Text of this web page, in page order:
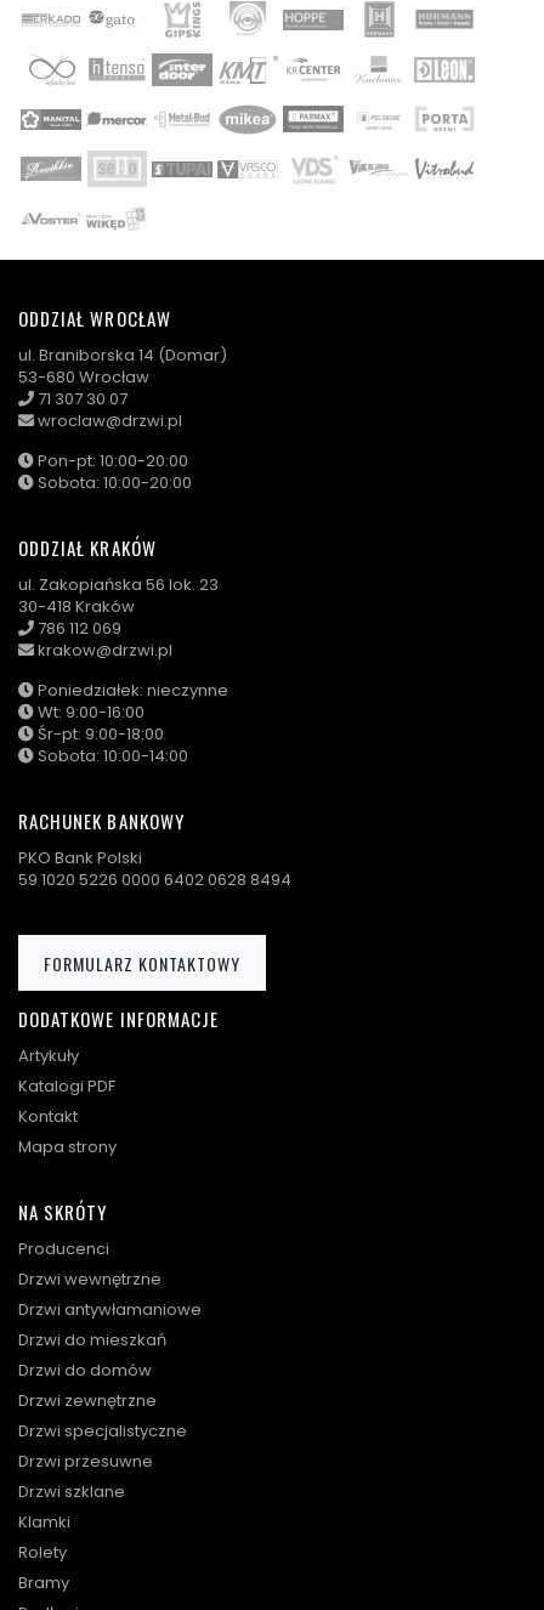
ODDZIAŁ WROCŁAW
ul. Braniborska 14 (Domar)
53-680 Wrocław
71 307 30 07
wroclaw@drzwi.pl
Pon-pt: 10:00-20:00
Sobota: 10:00-20:00
ODDZIAŁ KRAKÓW
ul. Zakopiańska 56 lok. 23
30-418 Kraków
786 112 069
krakow@drzwi.pl
Poniedziałek: nieczynne
Wt: 9:00-16:00
Śr-pt: 9:00-18:00
Sobota: 10:00-14:00
RACHUNEK BANKOWY
PKO Bank Polski
59 1020 5226 0000 6402 0628 8494
FORMULARZ KONTAKTOWY
DODATKOWE INFORMACJE
Artykuły
Katalogi PDF
Kontakt
Mapa strony
NA SKRÓTY
Producenci
Drzwi wewnętrzne
Drzwi antywłamaniowe
Drzwi do mieszkań
Drzwi do domów
Drzwi zewnętrzne
Drzwi specjalistyczne
Drzwi przesuwne
Drzwi szklane
Klamki
Rolety
Bramy